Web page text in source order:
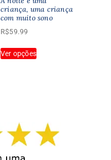
do
produto
criança, uma criança
com muito sono
R$59.99
Ver opçõesproduto
podem
ser
escolhidas